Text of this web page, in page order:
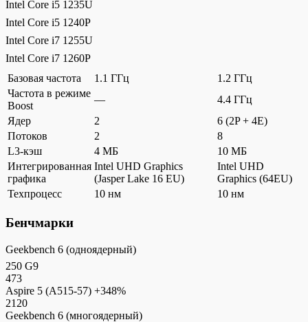
Intel Core i5 1235U
Intel Core i5 1240P
Intel Core i7 1255U
Intel Core i7 1260P
Базовая частота
1.1 ГГц
1.2 ГГц
Частота в режиме
Boost
—
4.4 ГГц
Ядер
2
6 (2P + 4E)
Потоков
2
8
L3-кэш
4 МБ
10 МБ
Интегрированная
графика
Intel UHD Graphics
(Jasper Lake 16 EU)
Intel UHD
Graphics (64EU)
Техпроцесс
10 нм 10 нм
Бенчмарки
Geekbench 6 (одноядерный)
250 G9
473
Aspire 5 (A515-57) +348%
2120
Geekbench 6 (многоядерный)